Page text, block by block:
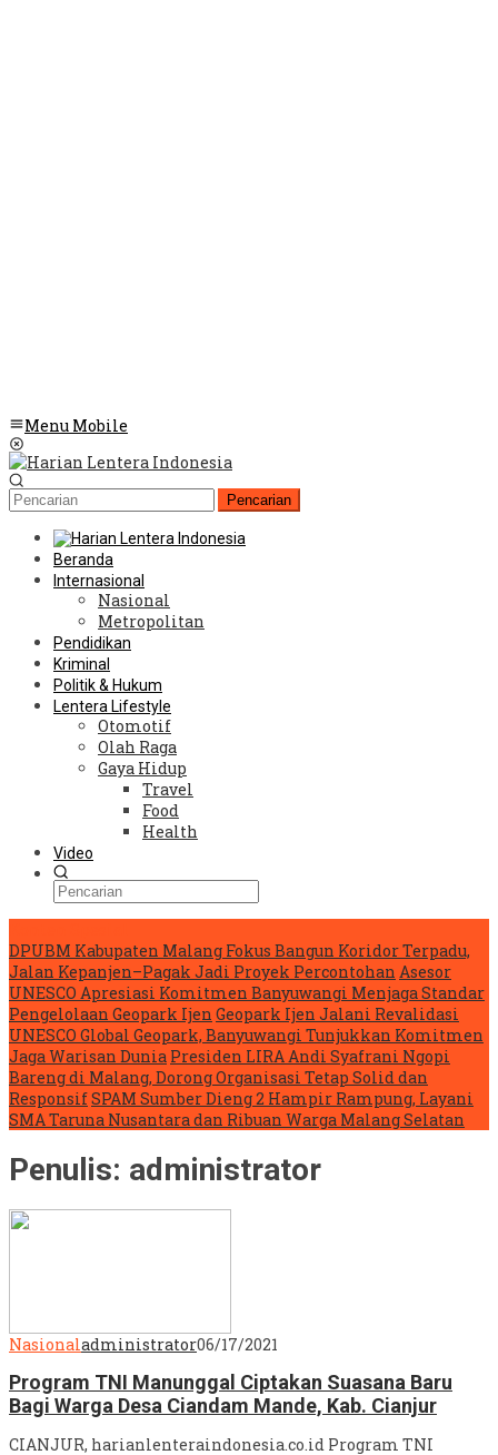
Menu Mobile
Pencarian
Beranda
Internasional
Nasional
Metropolitan
Pendidikan
Kriminal
Politik & Hukum
Lentera Lifestyle
Otomotif
Olah Raga
Gaya Hidup
Travel
Food
Health
Video
DPUBM Kabupaten Malang Fokus Bangun Koridor Terpadu,
Jalan Kepanjen–Pagak Jadi Proyek Percontohan Asesor
UNESCO Apresiasi Komitmen Banyuwangi Menjaga Standar
Pengelolaan Geopark Ijen Geopark Ijen Jalani Revalidasi
UNESCO Global Geopark, Banyuwangi Tunjukkan Komitmen
Jaga Warisan Dunia Presiden LIRA Andi Syafrani Ngopi
Bareng di Malang, Dorong Organisasi Tetap Solid dan
ResponsifSPAM Sumber Dieng 2 Hampir Rampung, Layani
SMA Taruna Nusantara dan Ribuan Warga Malang Selatan
Penulis: administrator
Nasionaladministrator06/17/2021
Program TNI Manunggal Ciptakan Suasana Baru
Bagi Warga Desa Ciandam Mande, Kab. Cianjur
CIANJUR, harianlenteraindonesia.co.id Program TNI